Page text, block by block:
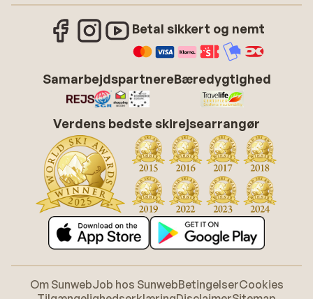
Betal sikkert og nemt
SamarbejdspartnereBæredygtighed
Verdens bedste skirejsearrangør
Om SunwebJob hos SunwebBetingelserCookies